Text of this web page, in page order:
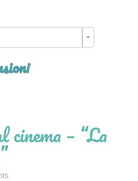
cinema – “La